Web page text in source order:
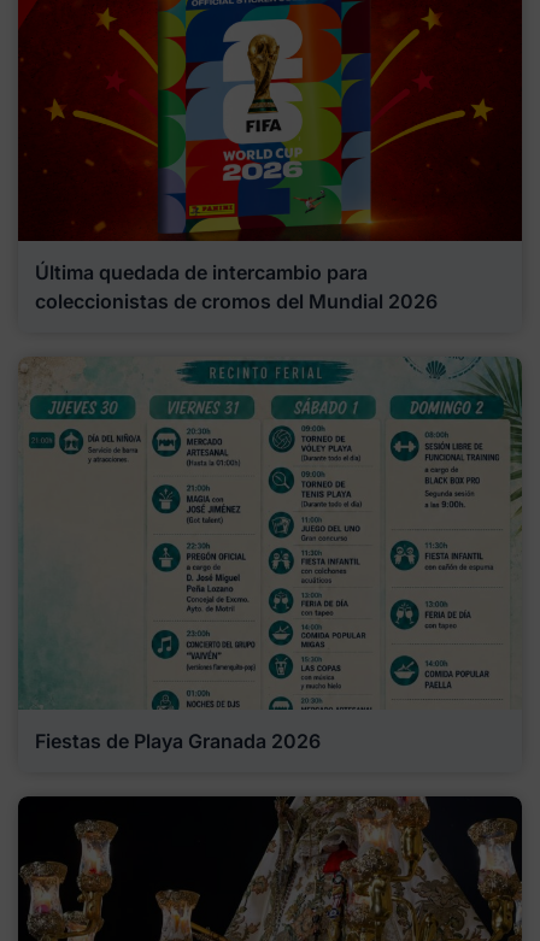
Última quedada de intercambio para
coleccionistas de cromos del Mundial 2026
Fiestas de Playa Granada 2026